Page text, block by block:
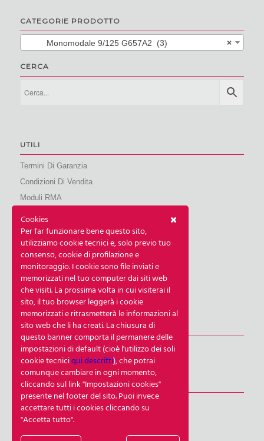
CATEGORIE PRODOTTO
×
Monomodale 9/125 G657A2 (3)
CERCA
UTILI
Termini Di Garanzia
Condizioni Di Vendita
Moduli RMA
Note Legali
Privacy Policy Sito
Policy Newsletter
Cookie Notice
Impostazioni Cookies
NEWSLETTER
Iscriviti Alla Newsletter
SEGUICI
Facebook
Linkedin
YouTube
Cookies
Per far funzionare bene questo sito,
utilizziamo cookie tecnici e, solo previo tuo
consenso, cookie di profilazione e
monitoraggio. I cookie sono file inviati e
memorizzati nel tuo computer dai siti web
che visiti. La prossima volta in cui visiterai il
sito, il tuo browser leggerà i cookie
memorizzati e ritrasmetterà le informazioni al
sito web che li ha creati. La chiusura di
questo banner comporta il permanere delle
impostazioni di default (cioè l'utilizzo dei soli
cookie tecniciqui descritti), che potrai
comunque cambiare in ogni momento,
cliccando sul link "Impostazioni cookies"
presente nel footer del sito. Puoi invece
accettare tutti i cookies cliccando su
"Accetta tutto".